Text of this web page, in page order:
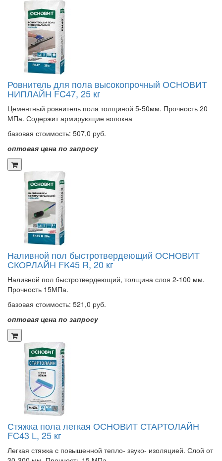
Ровнитель для пола высокопрочный ОСНОВИТ
НИПЛАЙН FC47, 25 кг
Цементный ровнитель пола толщиной 5-50мм. Прочность 20
МПа. Содержит армирующие волокна
базовая стоимость: 507,0 руб.
оптовая цена по запросу
Наливной пол быстротвердеющий ОСНОВИТ
СКОРЛАЙН FK45 R, 20 кг
Наливной пол быстротвердеющий, толщина слоя 2-100 мм.
Прочность 15МПа.
базовая стоимость: 521,0 руб.
оптовая цена по запросу
Стяжка пола легкая ОСНОВИТ СТАРТОЛАЙН
FC43 L, 25 кг
Легкая стяжка с повышенной тепло- звуко- изоляцией. Слой от